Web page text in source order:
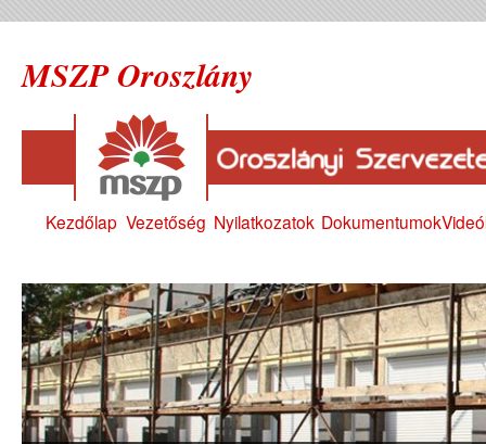
MSZP Oroszlány
Kezdőlap Vezetőség Nyilatkozatok Dokumentumok